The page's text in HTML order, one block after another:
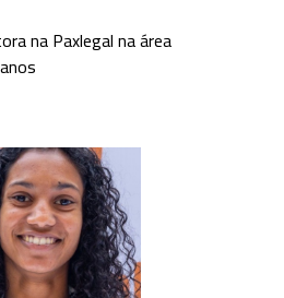
na Paxlegal na área